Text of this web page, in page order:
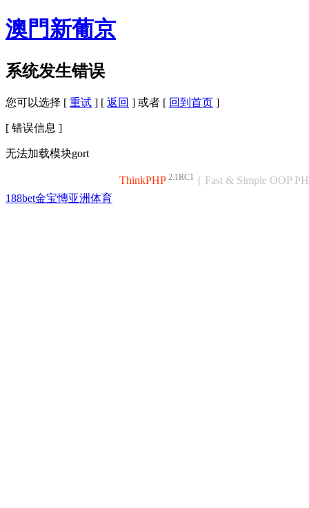
澳門新葡京
系统发生错误
您可以选择 [ 重试 ] [ 返回 ] 或者 [ 回到首页 ]
[ 错误信息 ]
无法加载模块gort
ThinkPHP 2.1RC1 { Fast & Simple OOP
188bet金宝慱亚洲体育